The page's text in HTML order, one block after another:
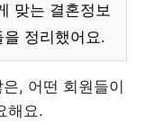
맞는 결혼정보
정리했어요.
, 어떤 회원들이
해요.